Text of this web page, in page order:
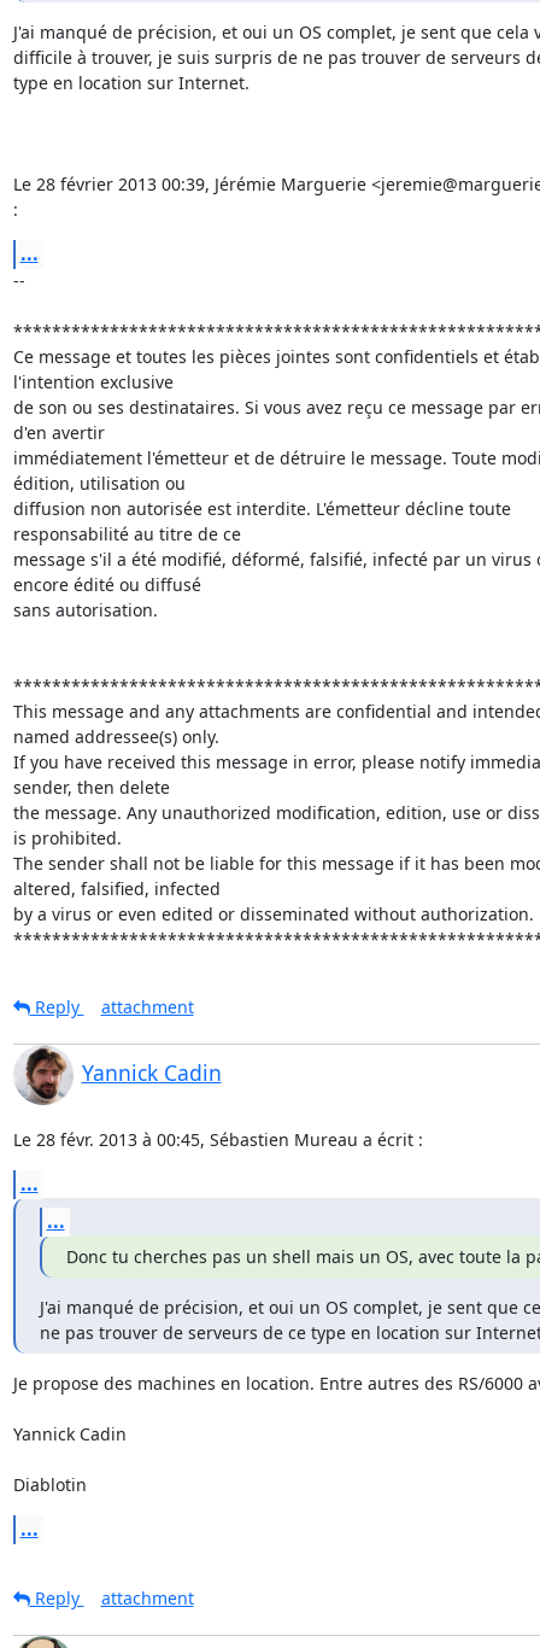
J'ai manqué de précision, et oui un OS complet, je sent que cela
difficile à trouver, je suis surpris de ne pas trouver de serveurs
type en location sur Internet.
Le 28 février 2013 00:39, Jérémie Marguerie
:
...
--
Ce message et toutes les pièces jointes sont confidentiels et
l'intention exclusive
de son ou ses destinataires. Si vous avez reçu ce message par
d'en avertir
immédiatement l'émetteur et de détruire le message. Toute
édition, utilisation ou
diffusion non autorisée est interdite. L'émetteur décline toute
responsabilité au titre de ce
message s'il a été modifié, déformé, falsifié, infecté par un virus
encore édité ou diffusé
sans autorisation.
This message and any attachments are confidential and
named addressee(s) only.
If you have received this message in error, please notify
sender, then delete
the message. Any unauthorized modification, edition, use or
is prohibited.
The sender shall not be liable for this message if it has been
altered, falsified, infected
by a virus or even edited or disseminated without authorization.
Reply attachment
Yannick Cadin
Le 28 févr. 2013 à 00:45, Sébastien Mureau a écrit :
...
...
Donc tu cherches pas un shell mais un OS, avec toute la
J'ai manqué de précision, et oui un OS complet, je sent que
ne pas trouver de serveurs de ce type en location sur
Je propose des machines en location. Entre autres des RS/6000
Yannick Cadin
Diablotin
...
Reply attachment